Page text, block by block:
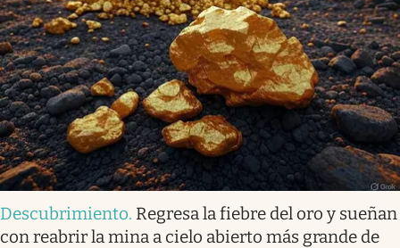
Descubrimiento. Regresa la fiebre del oro y sueñan
con reabrir la mina a cielo abierto más grande de